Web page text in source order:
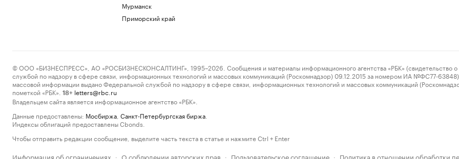
Мурманск
Приморский край
© ООО «БИЗНЕСПРЕСС», АО «РОСБИЗНЕСКОНСАЛТИНГ», 1995–2026. Сообщения и материалы информационного агентства «РБК» (свидетельство о
службой по надзору в сфере связи, информационных технологий и массовых коммуникаций (Роскомнадзор) 09.12.2015 за номером ИА №ФС77-63848)
массовой информации выдано Федеральной службой по надзору в сфере связи, информационных технологий и массовых коммуникаций
пометкой «РБК».
18+ letters@rbc.ru
Владельцем сайта является информационное агентство «РБК».
Данные предоставлены: Мосбиржа Санкт-Петербургская биржа
Индексы облигаций предоставлены Cbonds.
Чтобы отправить редакции сообщение, выделите часть текста в статье и нажмите Ctrl + Enter
Информация об ограничениях · О соблюдении авторских прав · Пользовательское соглашение · Политика в отношении обработки